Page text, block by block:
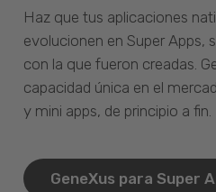
Haz que tus aplicaciones
evolucionen en Super Apps,
con la que fueron creadas.
capacidad única en el
y mini apps, de principio a fin.
GeneXus para Super